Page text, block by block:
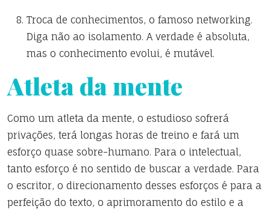
Troca de conhecimentos, o famoso networking.
Diga não ao isolamento. A verdade é absoluta,
mas o conhecimento evolui, é mutável.
Atleta da mente
Como um atleta da mente, o estudioso sofrerá
privações, terá longas horas de treino e fará um
esforço quase sobre-humano. Para o intelectual,
tanto esforço é no sentido de buscar a verdade. Para
o escritor, o direcionamento desses esforços é para a
perfeição do texto, o aprimoramento do estilo e a